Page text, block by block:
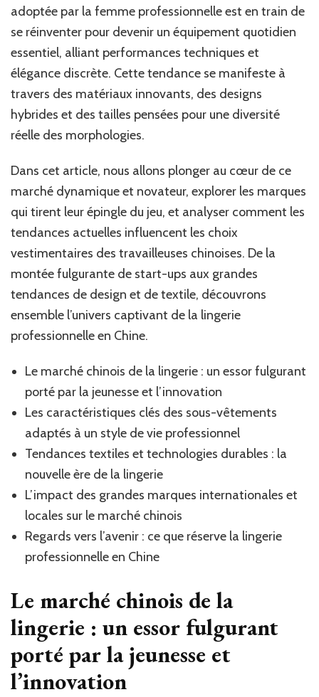
adoptée par la femme professionnelle est en train de
se réinventer pour devenir un équipement quotidien
essentiel, alliant performances techniques et
élégance discrète. Cette tendance se manifeste à
travers des matériaux innovants, des designs
hybrides et des tailles pensées pour une diversité
réelle des morphologies.
Dans cet article, nous allons plonger au cœur de ce
marché dynamique et novateur, explorer les marques
qui tirent leur épingle du jeu, et analyser comment les
tendances actuelles influencent les choix
vestimentaires des travailleuses chinoises. De la
montée fulgurante de start-ups aux grandes
tendances de design et de textile, découvrons
ensemble l’univers captivant de la lingerie
professionnelle en Chine.
Le marché chinois de la lingerie : un essor fulgurant
porté par la jeunesse et l’innovation
Les caractéristiques clés des sous-vêtements
adaptés à un style de vie professionnel
Tendances textiles et technologies durables : la
nouvelle ère de la lingerie
L’impact des grandes marques internationales et
locales sur le marché chinois
Regards vers l’avenir : ce que réserve la lingerie
professionnelle en Chine
Le marché chinois de la
lingerie : un essor fulgurant
porté par la jeunesse et
l’innovation